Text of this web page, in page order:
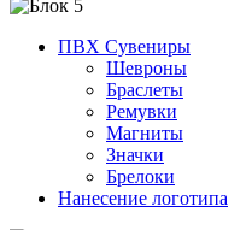
ПВХ Сувениры
Шевроны
Браслеты
Ремувки
Магниты
Значки
Брелоки
Нанесение логотипа